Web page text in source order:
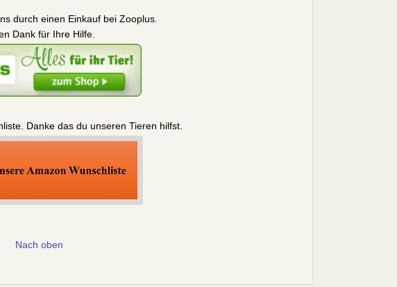
durch einen Einkauf bei Zooplus.
Dank für Ihre Hilfe.
Danke das du unseren Tieren hilfst.
Nach oben